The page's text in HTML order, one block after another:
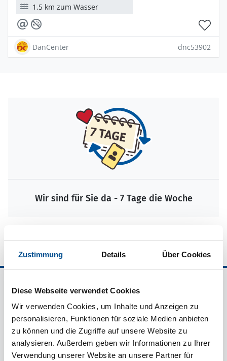
Zustimmung Details Über Cookies
Diese Webseite verwendet Cookies
Wir verwenden Cookies, um Inhalte und Anzeigen zu
personalisieren, Funktionen für soziale Medien anbieten
zu können und die Zugriffe auf unsere Website zu
analysieren. Außerdem geben wir Informationen zu Ihrer
Verwendung unserer Website an unsere Partner für
1,5 km zum Wasser
DanCenter dnc53902
Wir sind für Sie da - 7 Tage die Woche
Ferienhausvermittlung Kröger+Rehn GmbH
Schnackenburgallee 158
Deutschland
Telefon:
+49 40 54779585
E-Mail:
kundenservice@svensk.de